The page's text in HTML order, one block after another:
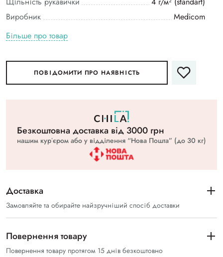
Виробник
Medicom
Більше про товар
ПОВІДОМИТИ ПРО НАЯВНІСТЬ
Безкоштовна доставка вiд 3000 грн
нашим курʼєром або у відділення “Нова Пошта” (до 30 кг)
Доставка
Замовляйте та обирайте найзручніший спосіб доставки
Повернення товару
Повернення товару протягом 15 днів безкоштовно